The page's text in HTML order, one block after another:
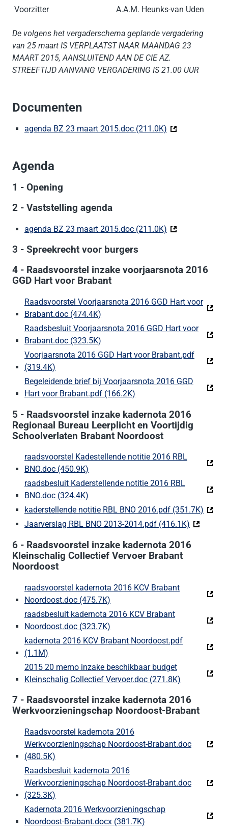
Voorzitter A.A.M. Heunks-van Uden
De volgens het vergaderschema geplande vergadering
van 25 maart IS VERPLAATST NAAR MAANDAG 23
MAART 2015, AANSLUITEND AAN DE CIE AZ.
STREEFTIJD AANVANG VERGADERING IS 21.00 UUR
Documenten
agenda BZ 23 maart 2015.doc (211.0K) (Deze link gaat
Agenda
1 - Opening
2 - Vaststelling agenda
agenda BZ 23 maart 2015.doc (211.0K) (Deze link gaat
3 - Spreekrecht voor burgers
4 - Raadsvoorstel inzake voorjaarsnota 2016
GGD Hart voor Brabant
Raadsvoorstel Voorjaarsnota 2016 GGD Hart voor
Brabant.doc (474.4K) (Deze link gaat naar een externe
Raadsbesluit Voorjaarsnota 2016 GGD Hart voor
Brabant.doc (323.5K) (Deze link gaat naar een externe
Voorjaarsnota 2016 GGD Hart voor Brabant.pdf
(319.4K)
Begeleidende brief bij Voorjaarsnota 2016 GGD
Hart voor Brabant.pdf (166.2K) (Deze link gaat naar een
5 - Raadsvoorstel inzake kadernota 2016
Regionaal Bureau Leerplicht en Voortijdig
Schoolverlaten Brabant Noordoost
raadsvoorstel Kadestellende notitie 2016 RBL
BNO.doc (450.9K) (Deze link gaat naar een externe
raadsbesluit Kaderstellende notitie 2016 RBL
BNO.doc (324.4K) (Deze link gaat naar een externe
kaderstellende notitie RBL BNO 2016.pdf (351.7K)
Jaarverslag RBL BNO 2013-2014.pdf (416.1K) (Deze
6 - Raadsvoorstel inzake kadernota 2016
Kleinschalig Collectief Vervoer Brabant
Noordoost
raadsvoorstel kadernota 2016 KCV Brabant
Noordoost.doc (475.7K) (Deze link gaat naar een
raadsbesluit kadernota 2016 KCV Brabant
Noordoost.doc (323.7K) (Deze link gaat naar een
kadernota 2016 KCV Brabant Noordoost.pdf
(1.1M)
2015 20 memo inzake beschikbaar budget
Kleinschalig Collectief Vervoer.doc (271.8K) (Deze link
7 - Raadsvoorstel inzake kadernota 2016
Werkvoorzieningschap Noordoost-Brabant
Raadsvoorstel kadernota 2016
Werkvoorzieningschap Noordoost-Brabant.doc
(480.5K)
Raadsbesluit kadernota 2016
Werkvoorzieningschap Noordoost-Brabant.doc
(325.3K)
Kadernota 2016 Werkvoorzieningschap
Noordoost-Brabant.docx (381.7K) (Deze link gaat naar